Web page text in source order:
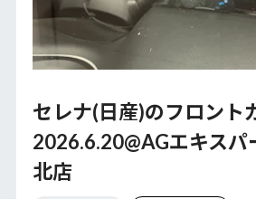
セレナ(日産)のフロント
2026.6.20@AGエキスパ
北店